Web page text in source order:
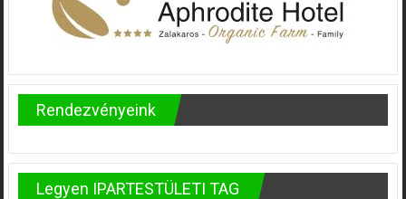
Rendezvényeink
Legyen IPARTESTÜLETI TAG